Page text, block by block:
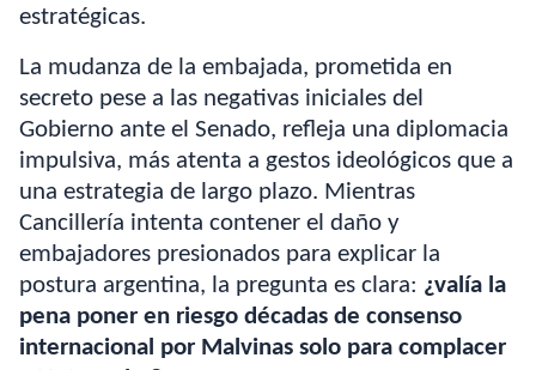
estratégicas.
La mudanza de la embajada, prometida en
secreto pese a las negativas iniciales del
Gobierno ante el Senado, refleja una diplomacia
impulsiva, más atenta a gestos ideológicos que a
una estrategia de largo plazo. Mientras
Cancillería intenta contener el daño y
embajadores presionados para explicar la
postura argentina, la pregunta es clara: ¿valía la
pena poner en riesgo décadas de consenso
internacional por Malvinas solo para complacer